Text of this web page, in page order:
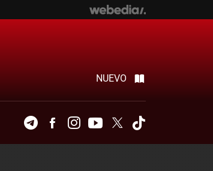
NUEVO
TelegramFacebookInstagramYoutubeTwitter